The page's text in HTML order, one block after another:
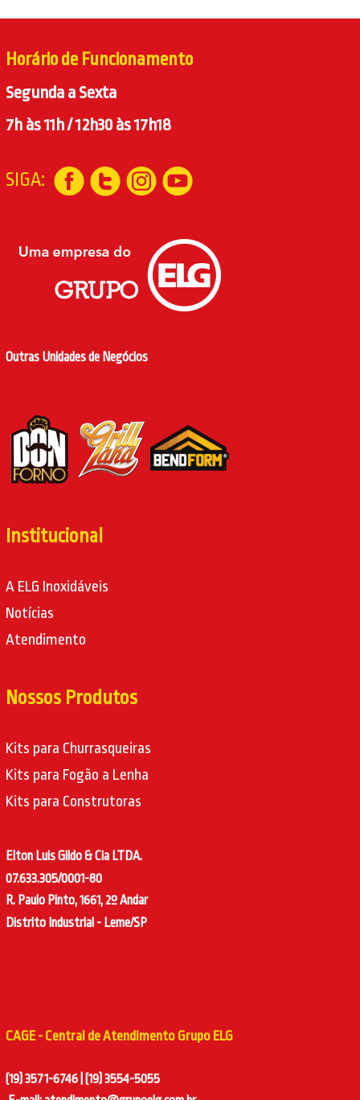
Horário de Funcionamento
Segunda a Sexta
7h às 11h / 12h30 às 17h18
SIGA:
Outras Unidades de Negócios
Institucional
A ELG Inoxidáveis
Notícias
Atendimento
Nossos Produtos
Kits para Churrasqueiras
Kits para Fogão a Lenha
Kits para Construtoras
Elton Luis Gildo & Cia LTDA.
07.633.305/0001-80
R. Paulo Pinto, 1661, 2º Andar
Distrito Industrial - Leme/SP
CAGE - Central de Atendimento Grupo ELG
(19) 3571-6746 | (19) 3554-5055